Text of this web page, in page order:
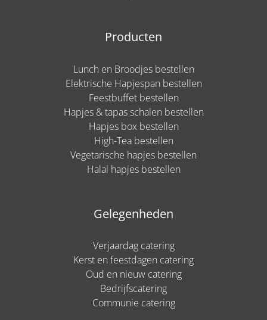
Producten
Lunch en Broodjes bestellen
Elektrische Hapjespan bestellen
Feestbuffet bestellen
Hapjes & tapas schalen bestellen
Hapjes box bestellen
High-Tea bestellen
Vegetarische hapjes bestellen
Halal hapjes bestellen
Gelegenheden
Verjaardag catering
Kerst en feestdagen catering
Oud en nieuw catering
Bedrijfscatering
Communie catering